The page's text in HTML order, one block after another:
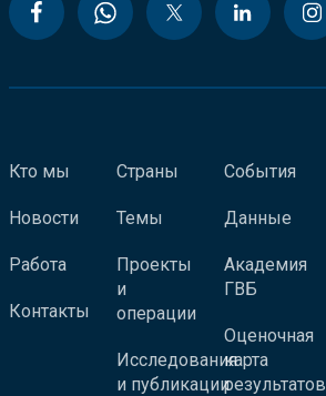
Кто мы
Новости
Работа
Контакты
Страны
Темы
Проекты
и
операции
Исследования
и публикации
События
Данные
Академия
ГВБ
Оценочная
карта
результатов